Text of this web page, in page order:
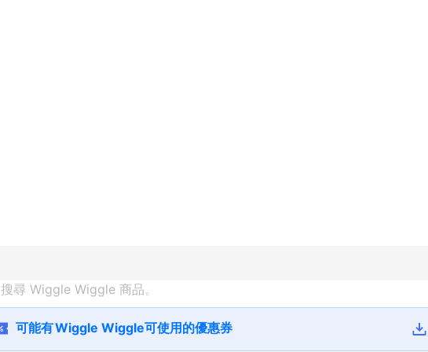
搜尋 Wiggle Wiggle 商品。
可能有Wiggle Wiggle可使用的優惠券